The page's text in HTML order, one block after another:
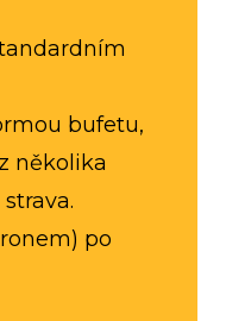
bufetu,
několika
po